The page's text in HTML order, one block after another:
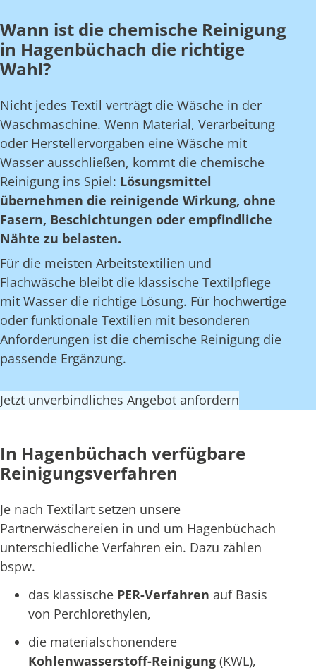
Wann ist die chemische Reinigung
in Hagenbüchach die richtige
Wahl?
Nicht jedes Textil verträgt die Wäsche in der
Waschmaschine. Wenn Material, Verarbeitung
oder Herstellervorgaben eine Wäsche mit
Wasser ausschließen, kommt die chemische
Reinigung ins Spiel: Lösungsmittel
übernehmen die reinigende Wirkung, ohne
Fasern, Beschichtungen oder empfindliche
Nähte zu belasten.
Für die meisten Arbeitstextilien und
Flachwäsche bleibt die klassische Textilpflege
mit Wasser die richtige Lösung. Für hochwertige
oder funktionale Textilien mit besonderen
Anforderungen ist die chemische Reinigung die
passende Ergänzung.
Jetzt unverbindliches Angebot anfordern
In Hagenbüchach verfügbare
Reinigungsverfahren
Je nach Textilart setzen unsere
Partnerwäschereien in und um Hagenbüchach
unterschiedliche Verfahren ein. Dazu zählen
bspw.
das klassische PER-Verfahren auf Basis
von Perchlorethylen,
die materialschonendere
Kohlenwasserstoff-Reinigung (KWL),